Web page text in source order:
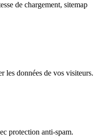
de chargement, sitemap
les données de vos visiteurs.
protection anti-spam.